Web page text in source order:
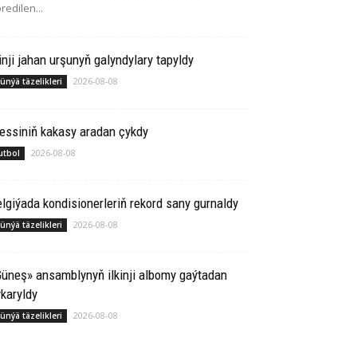
jahan urşunyň galyndylary tapyldy
täzelikleri 2026-08-08
kakasy aradan çykdy
2026-08-08
kondisionerleriň rekord sany gurnaldy
täzelikleri 2026-08-08
ansamblynyň ilkinji albomy gaýtadan
täzelikleri 2026-08-08